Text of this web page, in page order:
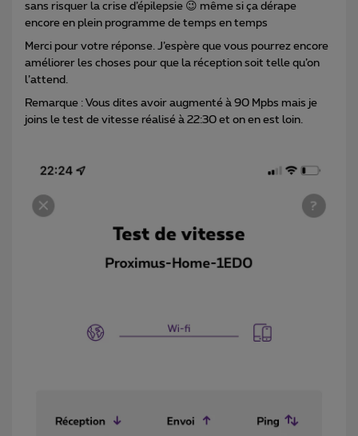
sans risquer la crise d’épilepsie 😉 même si ça dérape
encore en plein programme de temps en temps
Merci pour votre réponse. J’espère que vous pourrez encore
améliorer les choses pour que la réception soit telle qu’on
l’attend.
Remarque : Vous dites avoir augmenté à 90 Mpbs mais je
joins le test de vitesse réalisé à 22:30 et on en est loin.